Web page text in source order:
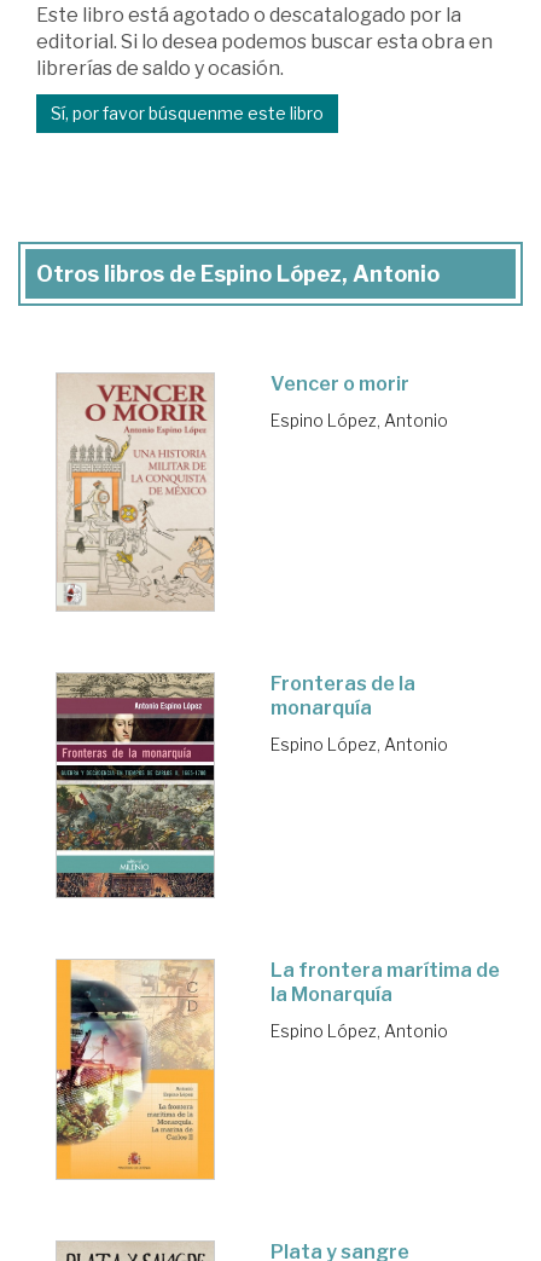
Este libro está agotado o descatalogado por la
editorial. Si lo desea podemos buscar esta obra en
librerías de saldo y ocasión.
Sí, por favor búsquenme este libro
Otros libros de Espino López, Antonio
Vencer o morir
Espino López, Antonio
Fronteras de la
monarquía
Espino López, Antonio
La frontera marítima de
la Monarquía
Espino López, Antonio
Plata y sangre